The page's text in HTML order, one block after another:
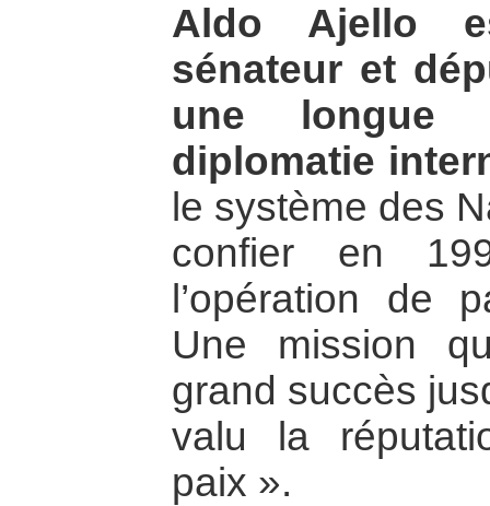
Aldo Ajello
sénateur et
une longue
diplomatie
le système des
confier en
l’opération de
Une mission
grand succès
valu la
paix ».